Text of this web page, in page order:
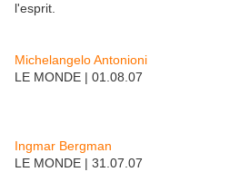
l'esprit.
Michelangelo Antonioni
LE MONDE | 01.08.07
Ingmar Bergman
LE MONDE | 31.07.07